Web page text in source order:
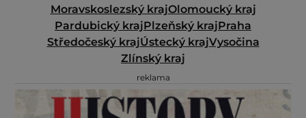
Moravskoslezský krajOlomoucký kraj
Pardubický krajPlzeňský krajPraha
Středočeský krajÚstecký krajVysočina
Zlínský kraj
reklama